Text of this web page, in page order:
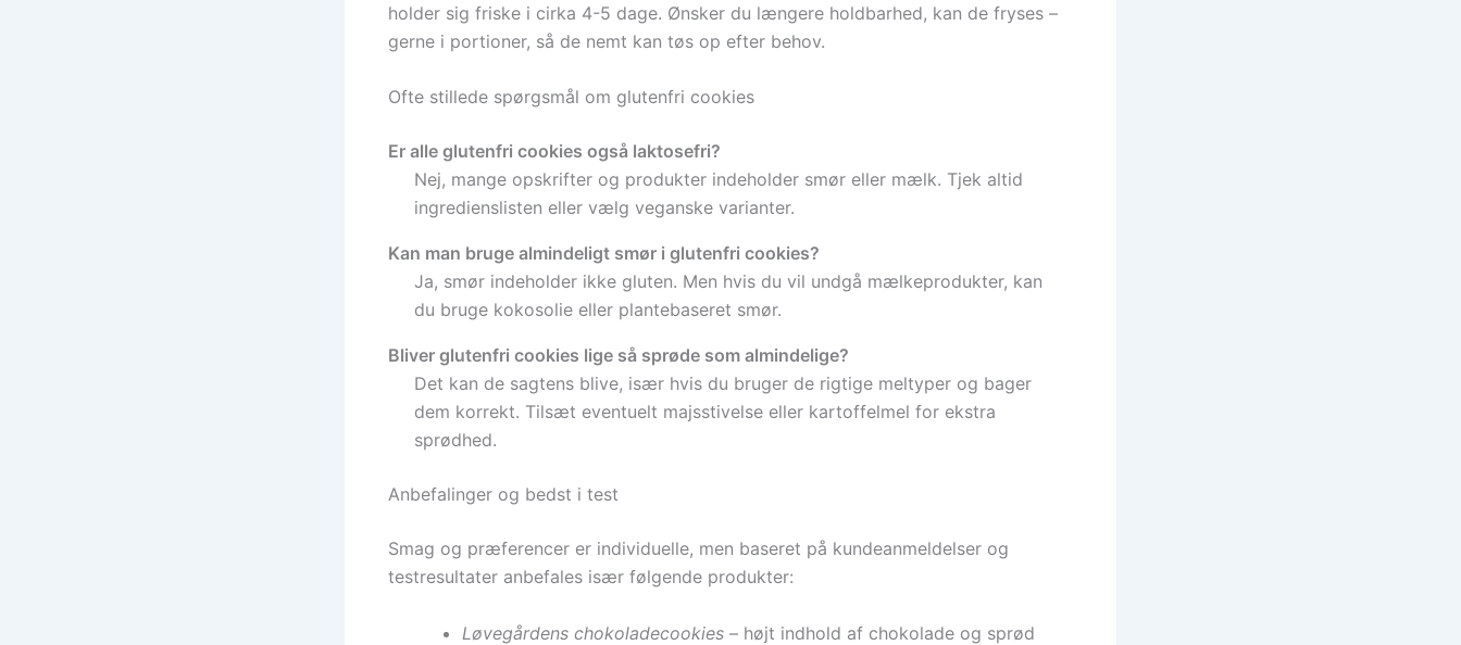
holder sig friske i cirka 4-5 dage. Ønsker du længere holdbarhed, kan de fryses –
gerne i portioner, så de nemt kan tøs op efter behov.
Ofte stillede spørgsmål om glutenfri cookies
Er alle glutenfri cookies også laktosefri?
Nej, mange opskrifter og produkter indeholder smør eller mælk. Tjek altid
ingredienslisten eller vælg veganske varianter.
Kan man bruge almindeligt smør i glutenfri cookies?
Ja, smør indeholder ikke gluten. Men hvis du vil undgå mælkeprodukter, kan
du bruge kokosolie eller plantebaseret smør.
Bliver glutenfri cookies lige så sprøde som almindelige?
Det kan de sagtens blive, især hvis du bruger de rigtige meltyper og bager
dem korrekt. Tilsæt eventuelt majsstivelse eller kartoffelmel for ekstra
sprødhed.
Anbefalinger og bedst i test
Smag og præferencer er individuelle, men baseret på kundeanmeldelser og
testresultater anbefales især følgende produkter:
Løvegårdens chokoladecookies – højt indhold af chokolade og sprød